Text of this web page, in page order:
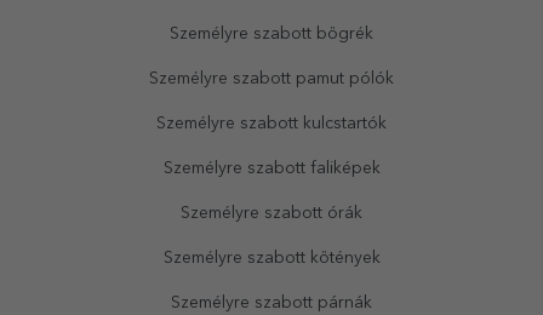
Személyre szabott bögrék
Személyre szabott pamut pólók
Személyre szabott kulcstartók
Személyre szabott faliképek
Személyre szabott órák
Személyre szabott kötények
Személyre szabott párnák